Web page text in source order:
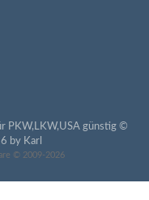
PKW,LKW,USA günstig ©
by Karl
© 2009-2026